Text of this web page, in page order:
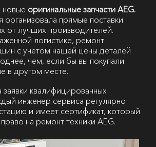
новые оригинальные запчасти AEG.
прямые поставки
от лучших производителей.
логистике, ремонт
с учетом нашей цены деталей
чем, если бы вы покупали
в другом месте.
квалифицированных
инженер сервиса регулярно
и имеет сертификат, который
на ремонт техники AEG.